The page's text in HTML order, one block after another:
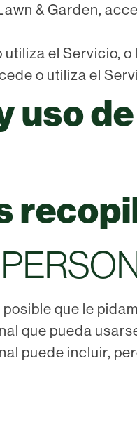
& Garden,
el Servicio,
o utiliza el
uso
que le
que pueda
puede incluir,